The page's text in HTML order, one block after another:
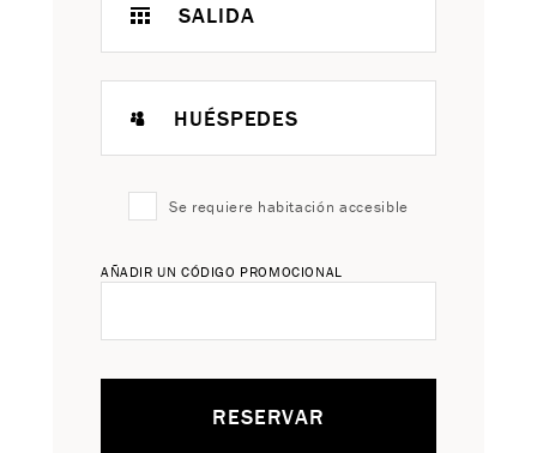
SALIDA
HUÉSPEDES
Se requiere habitación accesible
AÑADIR UN CÓDIGO PROMOCIONAL
RESERVAR